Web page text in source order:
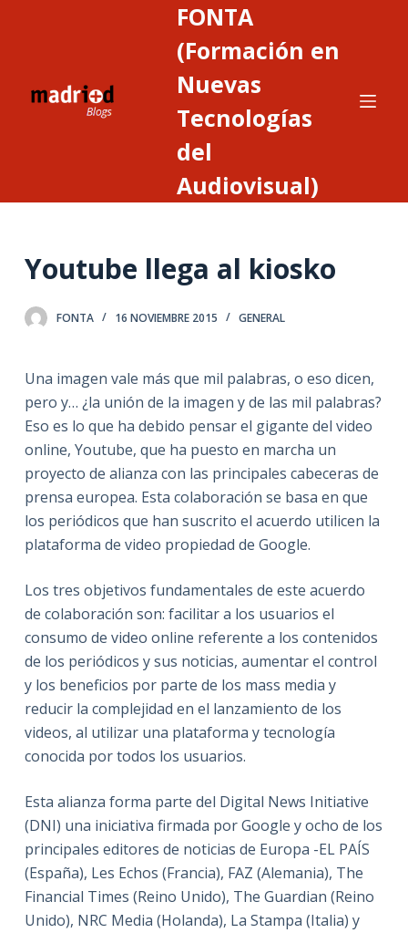
n
n
d
o
FONTA
(Formación en
Nuevas
Tecnologías
del
Audiovisual)
Youtube llega al kiosko
FONTA 16 NOVIEMBRE 2015 GENERAL
Una imagen vale más que mil palabras, o eso dicen,
pero y… ¿la unión de la imagen y de las mil palabras?
Eso es lo que ha debido pensar el gigante del video
online, Youtube, que ha puesto en marcha un
proyecto de alianza con las principales cabeceras de
prensa europea. Esta colaboración se basa en que
los periódicos que han suscrito el acuerdo utilicen la
plataforma de video propiedad de Google.
Los tres objetivos fundamentales de este acuerdo
de colaboración son: facilitar a los usuarios el
consumo de video online referente a los contenidos
de los periódicos y sus noticias, aumentar el control
y los beneficios por parte de los mass media y
reducir la complejidad en el lanzamiento de los
videos, al utilizar una plataforma y tecnología
conocida por todos los usuarios.
Esta alianza forma parte del Digital News Initiative
(DNI) una iniciativa firmada por Google y ocho de los
principales editores de noticias de Europa -EL PAÍS
(España), Les Echos (Francia), FAZ (Alemania), The
Financial Times (Reino Unido), The Guardian (Reino
Unido), NRC Media (Holanda), La Stampa (Italia) y